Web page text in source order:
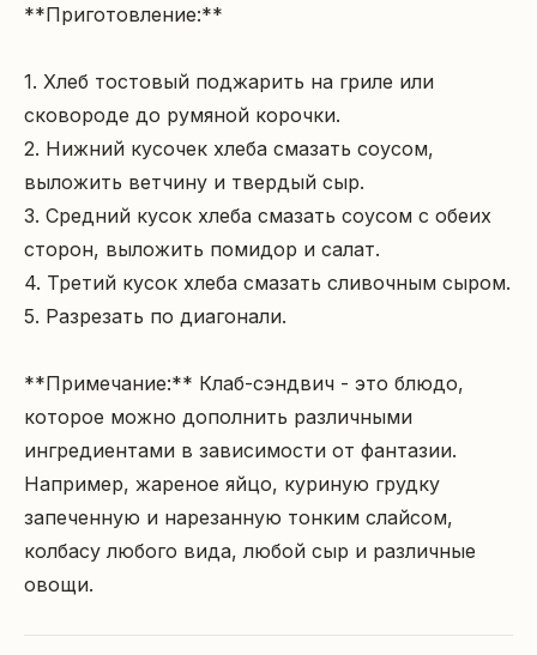
**Приготовление:**
1. Хлеб тостовый поджарить на гриле или
сковороде до румяной корочки.
2. Нижний кусочек хлеба смазать соусом,
выложить ветчину и твердый сыр.
3. Средний кусок хлеба смазать соусом с обеих
сторон, выложить помидор и салат.
4. Третий кусок хлеба смазать сливочным сыром.
5. Разрезать по диагонали.
**Примечание:** Клаб-сэндвич - это блюдо,
которое можно дополнить различными
ингредиентами в зависимости от фантазии.
Например, жареное яйцо, куриную грудку
запеченную и нарезанную тонким слайсом,
колбасу любого вида, любой сыр и различные
овощи.